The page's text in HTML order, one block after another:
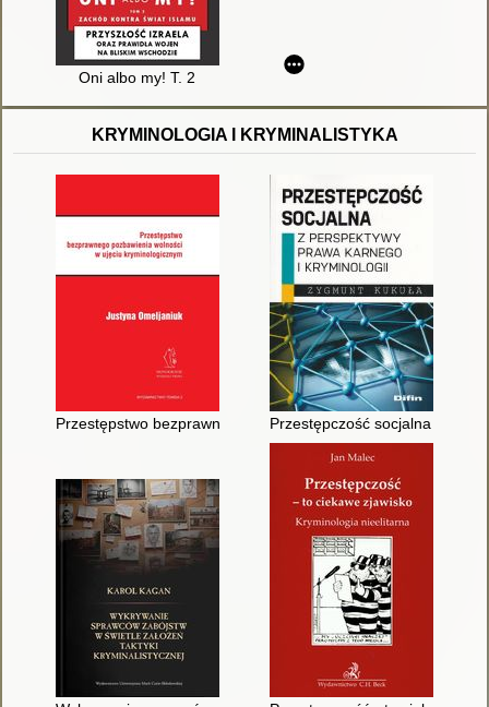
Oni albo my! T. 2
KRYMINOLOGIA I KRYMINALISTYKA
Przestępstwo bezprawnego pozbawienia wolności w ujęciu
Przestępczość socjalna : z